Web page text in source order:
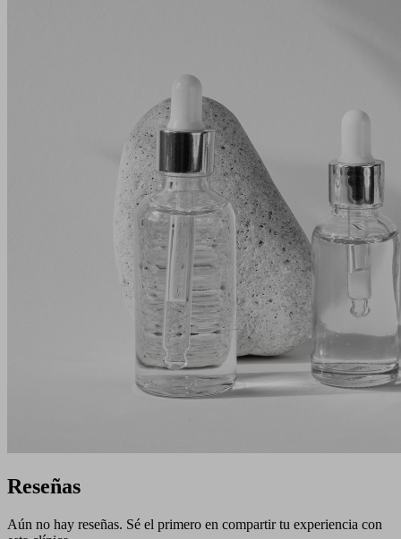
Reseñas
Aún no hay reseñas. Sé el primero en compartir tu experiencia con